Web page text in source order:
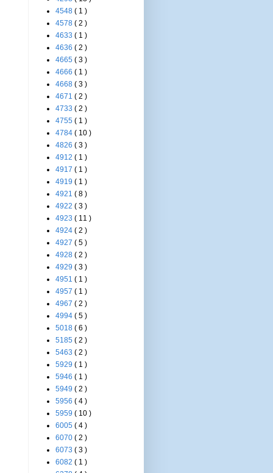
4548 ( 1 )
4578 ( 2 )
4633 ( 1 )
4636 ( 2 )
4665 ( 3 )
4666 ( 1 )
4668 ( 3 )
4671 ( 2 )
4733 ( 2 )
4755 ( 1 )
4784 ( 10 )
4826 ( 3 )
4912 ( 1 )
4917 ( 1 )
4919 ( 1 )
4921 ( 8 )
4922 ( 3 )
4923 ( 11 )
4924 ( 2 )
4927 ( 5 )
4928 ( 2 )
4929 ( 3 )
4951 ( 1 )
4957 ( 1 )
4967 ( 2 )
4994 ( 5 )
5018 ( 6 )
5185 ( 2 )
5463 ( 2 )
5929 ( 1 )
5946 ( 1 )
5949 ( 2 )
5956 ( 4 )
5959 ( 10 )
6005 ( 4 )
6070 ( 2 )
6073 ( 3 )
6082 ( 1 )